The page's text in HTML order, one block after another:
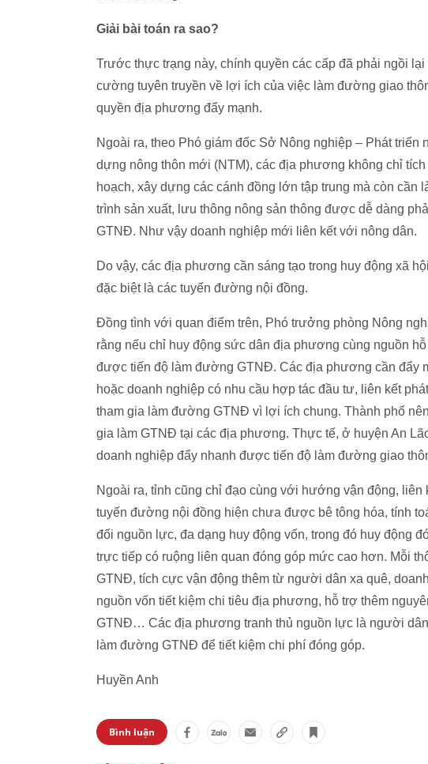
Giải bài toán ra sao?
Trước thực trạng này, chính quyền các cấp đã phải ngồi
cường tuyên truyền về lợi ích của việc làm đường giao
quyền địa phương đẩy mạnh.
Ngoài ra, theo Phó giám đốc Sở Nông nghiệp – Phát
dựng nông thôn mới (NTM), các địa phương không chỉ
hoạch, xây dựng các cánh đồng lớn tập trung mà còn
trình sản xuất, lưu thông nông sản thông được dễ dàng
GTNĐ. Như vậy doanh nghiệp mới liên kết với nông dân.
Do vậy, các địa phương cần sáng tạo trong huy động xã
đặc biệt là các tuyến đường nội đồng.
Đồng tình với quan điểm trên, Phó trưởng phòng Nông
rằng nếu chỉ huy động sức dân địa phương cùng nguồn
được tiến độ làm đường GTNĐ. Các địa phương cần đẩy
hoặc doanh nghiệp có nhu cầu hợp tác đầu tư, liên kết
tham gia làm đường GTNĐ vì lợi ích chung. Thành phố
gia làm GTNĐ tại các địa phương. Thực tế, ở huyện An
doanh nghiệp đẩy nhanh được tiến độ làm đường giao
Ngoài ra, tỉnh cũng chỉ đạo cùng với hướng vận động,
tuyến đường nội đồng hiện chưa được bê tông hóa, tính
đối nguồn lực, đa dạng huy động vốn, trong đó huy động
trực tiếp có ruộng liên quan đóng góp mức cao hơn. Mỗi
GTNĐ, tích cực vận động thêm từ người dân xa quê,
nguồn vốn tiết kiệm chi tiêu địa phương, hỗ trợ thêm
GTNĐ… Các địa phương tranh thủ nguồn lực là người
làm đường GTNĐ để tiết kiệm chi phí đóng góp.
Huyền Anh
Bình luận